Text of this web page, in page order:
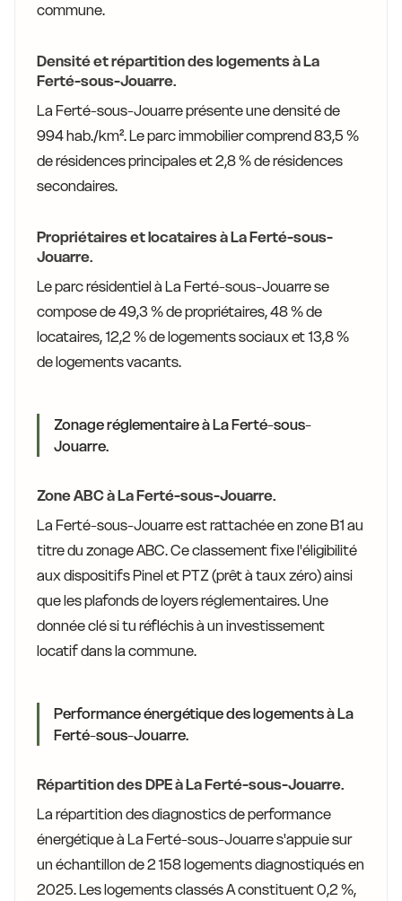
commune.
Densité et répartition des logements à La
Ferté-sous-Jouarre.
La Ferté-sous-Jouarre présente une densité de
994 hab./km². Le parc immobilier comprend 83,5 %
de résidences principales et 2,8 % de résidences
secondaires.
Propriétaires et locataires à La Ferté-sous-
Jouarre.
Le parc résidentiel à La Ferté-sous-Jouarre se
compose de 49,3 % de propriétaires, 48 % de
locataires, 12,2 % de logements sociaux et 13,8 %
de logements vacants.
Zonage réglementaire à La Ferté-sous-
Jouarre.
Zone ABC à La Ferté-sous-Jouarre.
La Ferté-sous-Jouarre est rattachée en zone B1 au
titre du zonage ABC. Ce classement fixe l'éligibilité
aux dispositifs Pinel et PTZ (prêt à taux zéro) ainsi
que les plafonds de loyers réglementaires. Une
donnée clé si tu réfléchis à un investissement
locatif dans la commune.
Performance énergétique des logements à La
Ferté-sous-Jouarre.
Répartition des DPE à La Ferté-sous-Jouarre.
La répartition des diagnostics de performance
énergétique à La Ferté-sous-Jouarre s'appuie sur
un échantillon de 2 158 logements diagnostiqués en
2025. Les logements classés A constituent 0,2 %,